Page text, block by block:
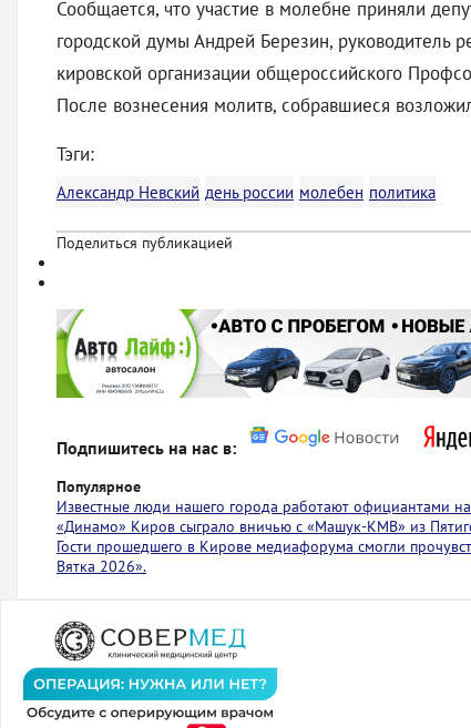
Сообщается, что участие в молебне приняли
городской думы Андрей Березин, руководитель
кировской организации общероссийского
После вознесения молитв, собравшиеся
Тэги:
Александр Невский день россии молебен политика
Поделиться публикацией
Подпишитесь на нас в:
Популярное
Известные люди нашего города работают официантами
«Динамо» Киров сыграло вничью с ​​​​«Машук-КМВ» из
Гости прошедшего в Кирове медиафорума смогли
Вятка 2026».